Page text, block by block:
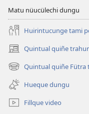
Matu nüucülechi dungu
Huirintucunge tami
Quintual quiñe
(peafiel
quiñe
hue
pestaña
mu)
Quintual quiñe Fütra
(peafiel
quiñe
hue
pestaña
mu)
Hueque dungu
Fillque video